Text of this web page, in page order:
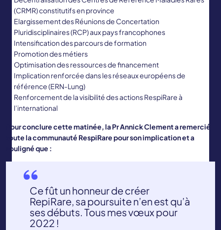
(CRMR) constitutifs en province
Elargissement des Réunions de Concertation
Pluridisciplinaires (RCP) aux pays francophones
Intensification des parcours de formation
Promotion des métiers
Optimisation des ressources de financement
Implication renforcée dans les réseaux européens de
référence (ERN-Lung)
Renforcement de la visibilité des actions RespiRare à
l’international
Pour conclure cette matinée, la Pr Annick Clement a remercié
toute la communauté RespiRare pour son implication et a
souligné que :
Ce fût un honneur de créer
RepiRare, sa poursuite n’en est qu’à
ses débuts. Tous mes vœux pour
2022 !